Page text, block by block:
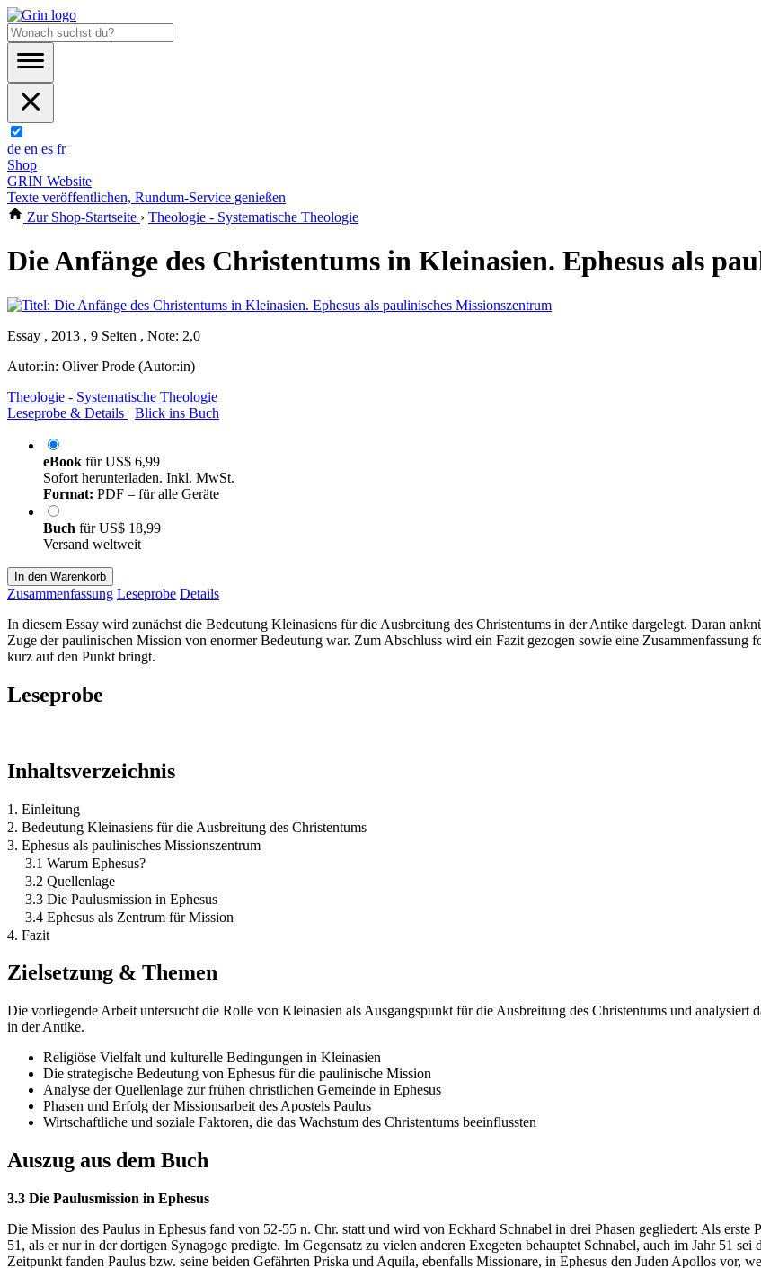
de en es fr
Shop
GRIN Website
Texte veröffentlichen, Rundum-Service genießen
Zur Shop-Startseite › Theologie - Systematische Theologie
Die Anfänge des Christentums in Kleinasien. Ephesus als
Essay , 2013 , 9 Seiten , Note: 2,0
Autor:in: Oliver Prode (Autor:in)
Theologie - Systematische Theologie
Leseprobe & Details
Blick ins Buch
eBook fürUS$ 6,99
Sofort herunterladen. Inkl. MwSt.
Format: PDF – für alle Geräte
Buch fürUS$ 18,99
Versand weltweit
In den Warenkorb
Zusammenfassung Leseprobe Details
In diesem Essay wird zunächst die Bedeutung Kleinasiens für die Ausbreitung des Christentums in der Antike dargelegt. Daran
Zuge der paulinischen Mission von enormer Bedeutung war. Zum Abschluss wird ein Fazit gezogen sowie eine Zusammenfassung
kurz auf den Punkt bringt.
Leseprobe
Inhaltsverzeichnis
1. Einleitung
2. Bedeutung Kleinasiens für die Ausbreitung des Christentums
3. Ephesus als paulinisches Missionszentrum
3.1 Warum Ephesus?
3.2 Quellenlage
3.3 Die Paulusmission in Ephesus
3.4 Ephesus als Zentrum für Mission
4. Fazit
Zielsetzung & Themen
Die vorliegende Arbeit untersucht die Rolle von Kleinasien als Ausgangspunkt für die Ausbreitung des Christentums und analysiert
in der Antike.
Religiöse Vielfalt und kulturelle Bedingungen in Kleinasien
Die strategische Bedeutung von Ephesus für die paulinische Mission
Analyse der Quellenlage zur frühen christlichen Gemeinde in Ephesus
Phasen und Erfolg der Missionsarbeit des Apostels Paulus
Wirtschaftliche und soziale Faktoren, die das Wachstum des Christentums beeinflussten
Auszug aus dem Buch
3.3 Die Paulusmission in Ephesus
Die Mission des Paulus in Ephesus fand von 52-55 n. Chr. statt und wird von Eckhard Schnabel in drei Phasen gegliedert: Als erste
51, als er nur in der dortigen Synagoge predigte. Im Gegensatz zu vielen anderen Exegeten behauptet Schnabel, auch im Jahr 51
Zeitpunkt fanden Paulus bzw. seine beiden Gefährten Priska und Aquila, ebenfalls Missionare, in Ephesus den Juden Apollos vor,